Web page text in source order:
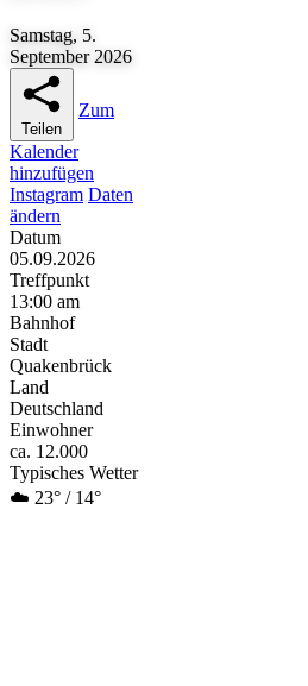
Samstag, 5.
September 2026
Teilen
Zum
Kalender
hinzufügen
Instagram Daten
ändern
Datum
05.09.2026
Treffpunkt
13:00 am
Bahnhof
Stadt
Quakenbrück
Land
Deutschland
Einwohner
ca. 12.000
Typisches Wetter
☁️ 23° / 14°